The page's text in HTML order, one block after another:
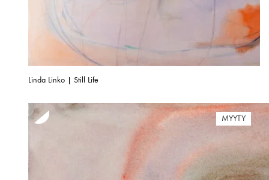
Linda Linko | Still Life
MYYTY